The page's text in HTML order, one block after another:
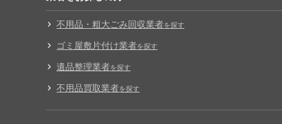
不用品・粗大ごみ回収業者を探す
ゴミ屋敷片付け業者を探す
遺品整理業者を探す
不用品買取業者を探す